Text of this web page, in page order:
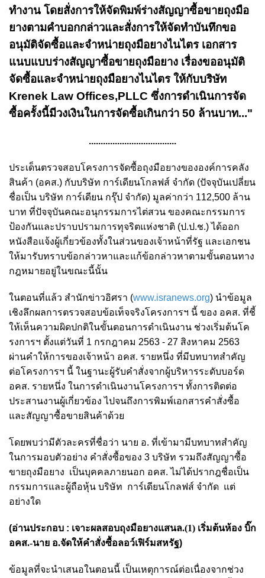
ทำงาน โดยสั่งการให้จัดพิมพ์ร่างสัญญาซื้อขายถุงมือ
ยางตามคำบอกกล่าวและสั่งการให้จัดทำบันทึกขอ
อนุมัติจัดซื้อและจำหน่ายถุงมือยางไนไตร เอกสาร
แนบแบบร่างสัญญาซื้อขายถุงมือยาง เรื่องขออนุมัติ
จัดซื้อและจำหน่ายถุงมือยางไนไตร ให้กับบริษัท
Krenek Law Offices,PLLC ซึ่งการดำเนินการจัด
ซื้อครั้งนี้มีวงเงินในการจัดซื้อเกินกว่า 50 ล้านบาท..."
.....................................
ประเด็นตรวจสอบโครงการจัดซื้อถุงมือยางขององค์การคลัง
สินค้า (อคส.) กับบริษัท การ์เดียนโกลฟส์ จำกัด (ปัจจุบันเปลี่ยน
ชื่อเป็น บริษัท การ์เดียน กรุ๊ป จำกัด) มูลค่ากว่า 112,500 ล้าน
บาท ที่ปัจจุบันคณะอนุกรรมการไต่สวน ของคณะกรรมการ
ป้องกันและปราบปรามการทุจริตแห่งชาติ (ป.ป.ช.) ได้ออก
หนังสือแจ้งผู้เกี่ยวข้องทั้งในส่วนของเจ้าหน้าที่รัฐ และเอกชน
ให้มารับทราบข้อกล่าวหาและแก้ข้อกล่าวหาตามขั้นตอนทาง
กฎหมายอยู่ในขณะนี้นั้น
ในตอนที่แล้ว สำนักข่าวอิศรา (www.isranews.org) นำข้อมูล
เชิงลึกผลการตรวจสอบข้อเท็จจริงโครงการฯ นี้ ของ อคส. ที่ชี้
ให้เห็นความผิดปกติในขั้นตอนการดำเนินงาน ช่วงเริ่มต้นโค
รงการฯ ตั้งแต่วันที่ 1 กรกฎาคม 2563 - 27 สิงหาคม 2563
ผ่านคำให้การของเจ้าหน้า อคส. รายหนึ่ง ที่มีบทบาทสำคัญ
ต่อโครงการฯ นี้ ในฐานะผู้รับคำสั่งจากผู้บริหารระดับบอร์ด
อคส. รายหนึ่ง ในการดำเนินงานโครงการฯ ทั้งการติดต่อ
ประสานงานผู้เกี่ยวข้อง ไปจนถึงการพิมพ์เอกสารคำสั่งซื้อ
และสัญญาซื้อขายสินค้าด้วย
โดยพบว่ามีตัวละครที่ชื่อว่า นาย อ. ที่เข้ามามีบทบาทสำคัญ
ในการมอบตัวอย่าง คำสั่งซื้อของ 3 บริษัท รวมถึงสัญญาซื้อ
ขายถุงมือยาง เป็นบุคคลภายนอก อคส. ไม่ได้ปรากฎชื่อเป็น
กรรมการและผู้ถือหุ้น บริษัท การ์เดียนโกลฟส์ จำกัด แต่
อย่างใด
(อ่านประกอบ : เจาะผลสอบถุงมือยางแสนล.(1) เริ่มต้นห้อง บิ๊ก
อคส.-นาย อ.จัดให้คำสั่งซื้อลอว์เฟิร์มสหรัฐ)
ข้อมูลที่จะนำเสนอในตอนนี้ เป็นเหตุการณ์ต่อเนื่องจากช่วง